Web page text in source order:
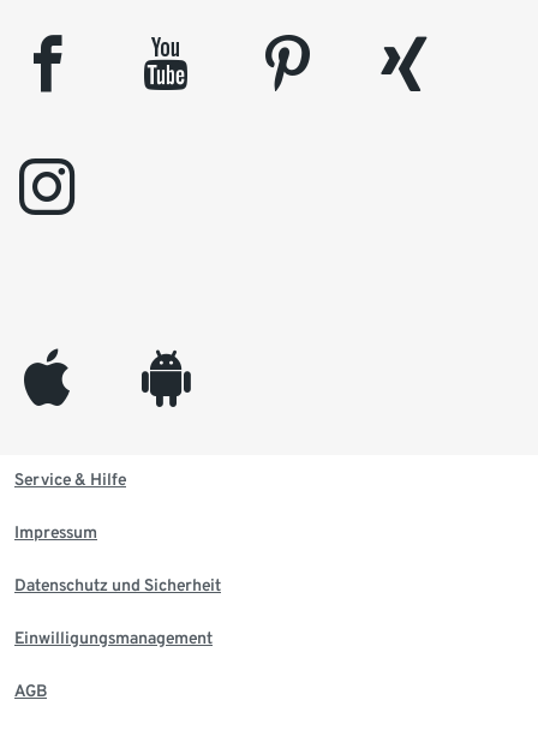
facebook youtube pinterest
xing
instagram
appleinc android
Service & Hilfe
Impressum
Datenschutz und Sicherheit
Einwilligungsmanagement
AGB